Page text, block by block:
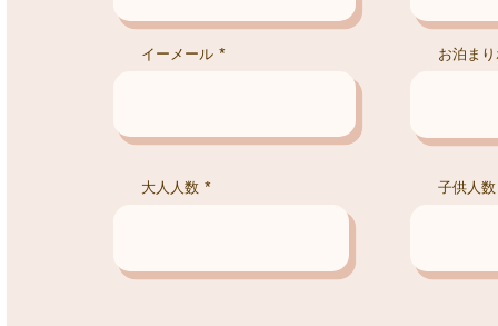
イーメール
大人人数
お泊ま
子供人数